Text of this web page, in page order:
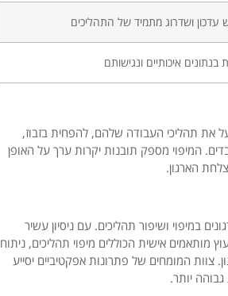
עדכון ושדרוג מתמיד של התהליכים
בנתונים איכותיים ונגישותם
את תהליכי העבודה שלהם, להפחית בזבוז,
המיפוי מספק תובנות יקרות ערך על האופן
הארגון.
במיפוי ושיפור תהליכים. עם ניסיון עשיר
מותאמים אישית הכוללים מיפוי תהליכים, ניתוח
המומחים של פתרונות אפקטיביים יסייע
יותר.